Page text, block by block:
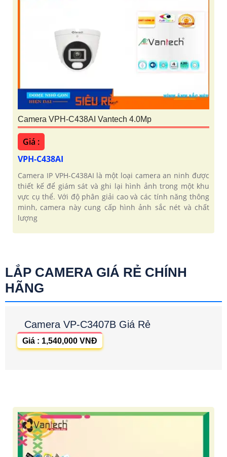
Camera VPH-C438AI Vantech 4.0Mp
Giá :
VPH-C438AI
Camera IP VPH-C438AI là một loại camera an ninh được
thiết kế để giám sát và ghi lại hình ảnh trong một khu
vực cụ thể. Với độ phân giải cao và các tính năng thông
minh, camera này cung cấp hình ảnh sắc nét và chất
lượng
LẮP CAMERA GIÁ RẺ CHÍNH
HÃNG
Camera VP-C3407B Giá Rẻ
Giá : 1,540,000 VNĐ